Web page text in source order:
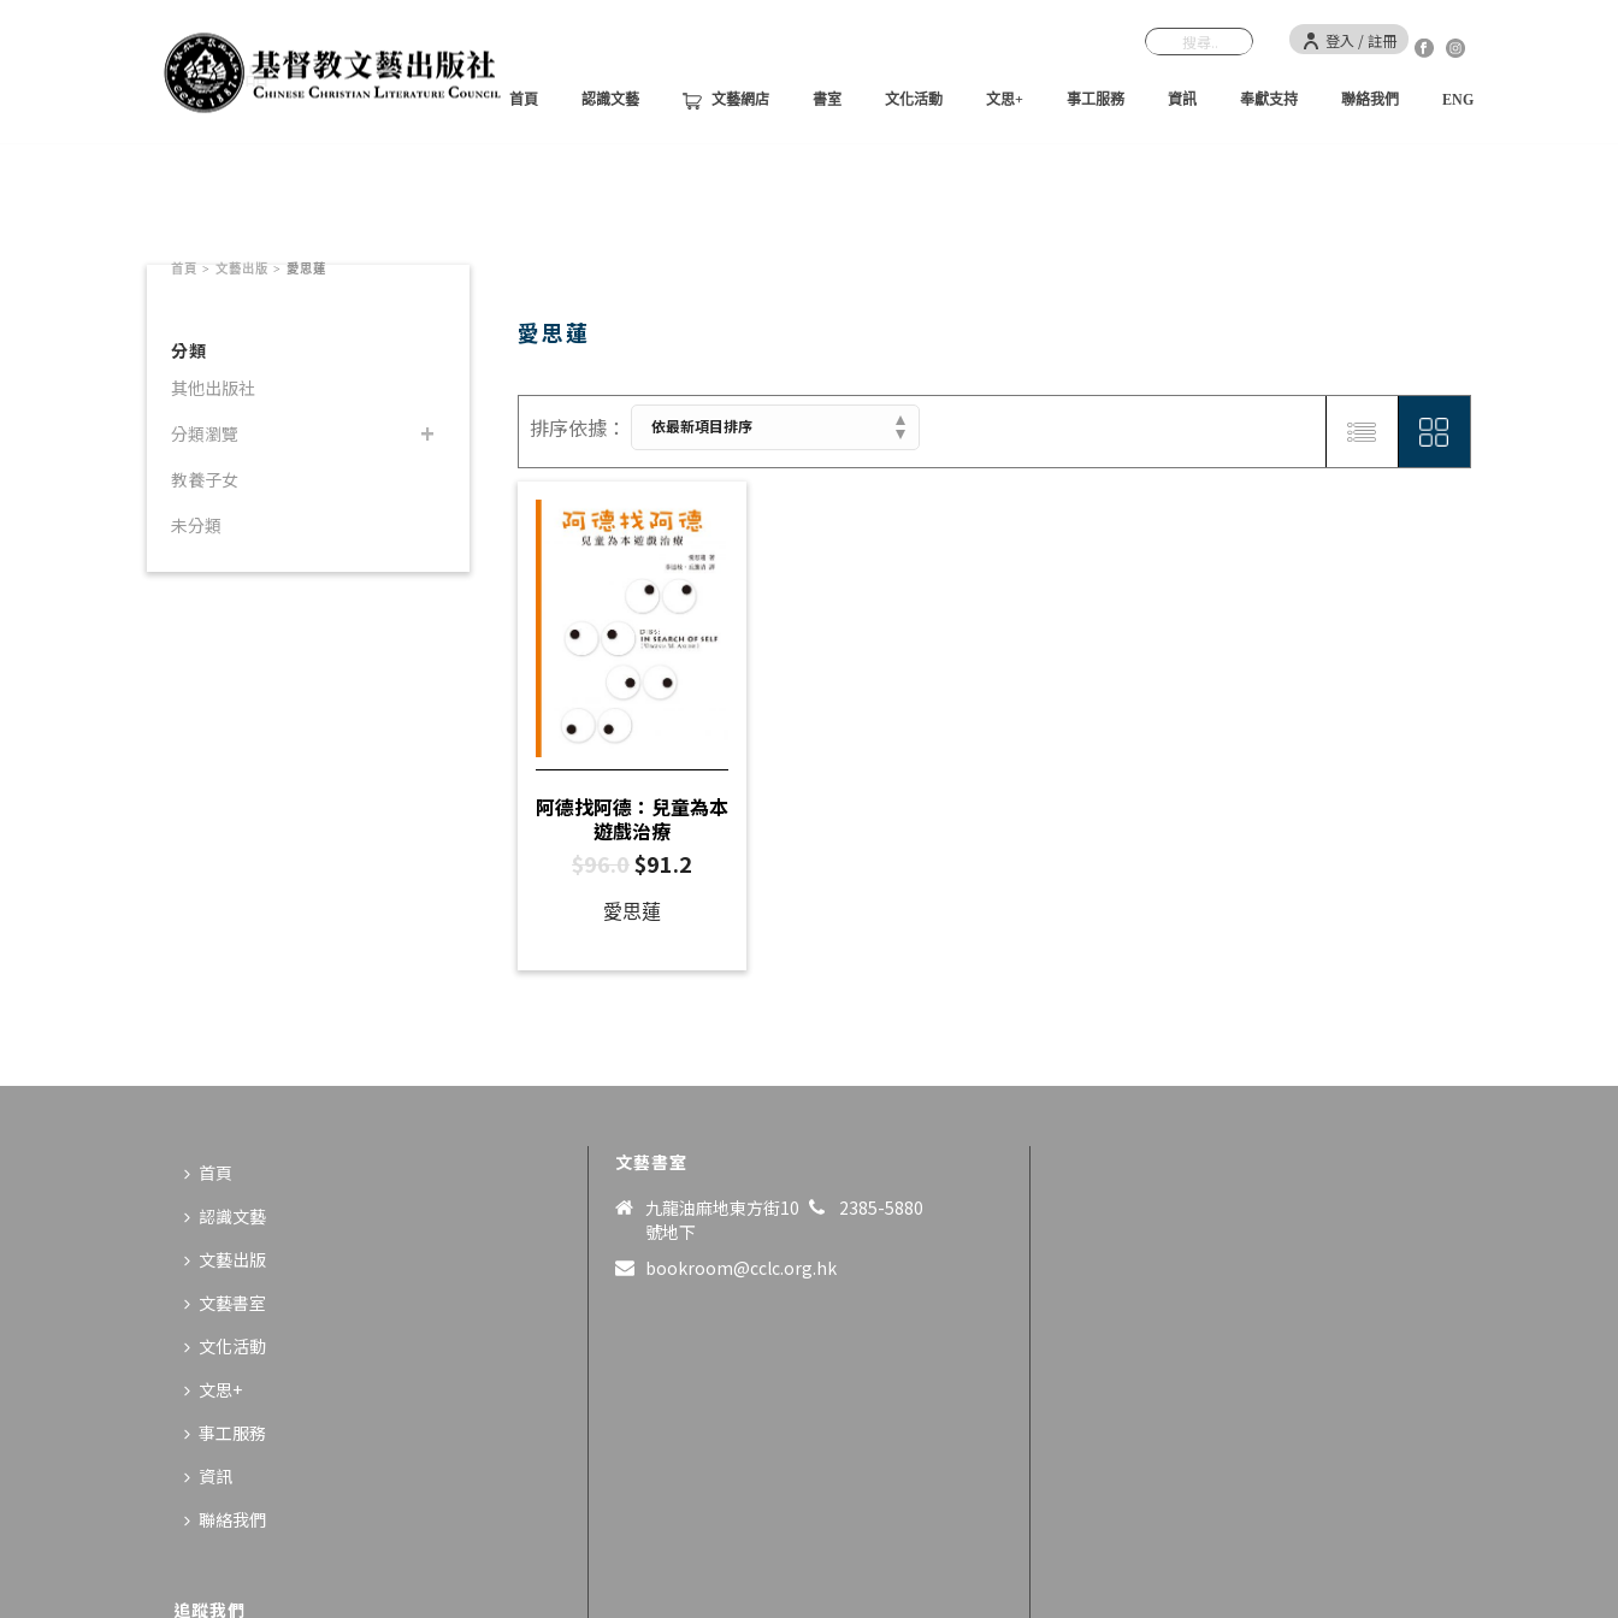
登入 / 註冊
首頁 認識文藝 文藝網店 書室 文化活動 文思+ 事工服務 資訊 奉獻支持 聯絡我們 ENG
書籍產品
首頁 > 文藝出版 > 愛思蓮
愛思蓮
阿德找阿德：兒童為本
遊戲治療
$96.0$91.2
愛思蓮
分類
其他出版社
分類瀏覽
教養子女
未分類
首頁
認識文藝
文藝出版
文藝書室
文化活動
文思+
事工服務
資訊
聯絡我們
追蹤我們
文藝書室
九龍油麻地東方街10
號地下
2385-5880
bookroom@cclc.org.hk